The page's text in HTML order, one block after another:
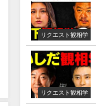
リクエスト観相学
リクエスト観相学